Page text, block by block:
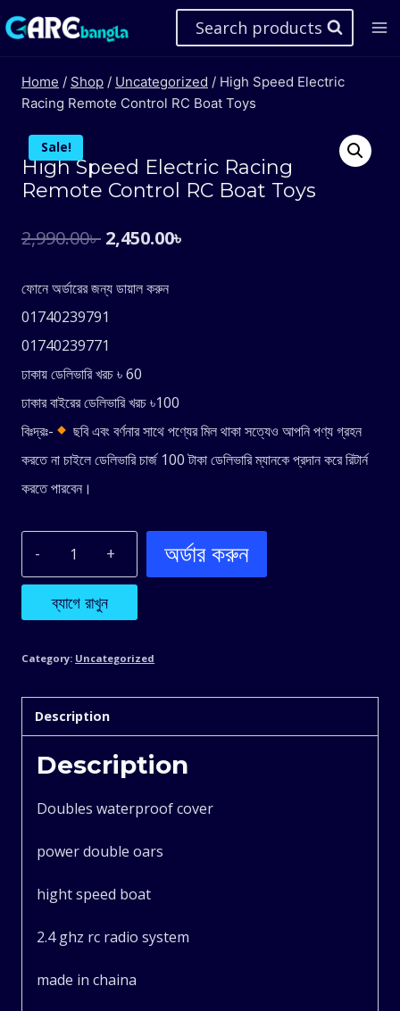
Skip
to
Search products
Home / Shop / Uncategorized / High Speed Electric
Racing Remote Control RC Boat Toys
Sale!
High Speed Electric Racing
Remote Control RC Boat Toys
2,990.00৳ Original
was:
2,990.00৳ .
2,450.00৳
ফোনে অর্ডারের জন্য ডায়াল করুন
01740239791
01740239771
ঢাকায় ডেলিভারি খরচ ৳ 60
ঢাকার বাইরের ডেলিভারি খরচ ৳100
বিঃদ্রঃ-
ছবি এবং বর্ণনার সাথে পণ্যের মিল থাকা সত্যেও আপনি পণ্য গ্রহন
করতে না চাইলে ডেলিভারি চার্জ 100 টাকা ডেলিভারি ম্যানকে প্রদান করে রিটার্ন
করতে পারবেন।
High
Speed
Remote
Control
RC
Toys
ব্যাগে রাখুন
অর্ডার করুন
Category: Uncategorized
Description
Description
Doubles waterproof cover
power double oars
hight speed boat
2.4 ghz rc radio system
made in chaina